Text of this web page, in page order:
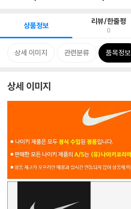
상품정보 리뷰/한줄평
0
상세 이미지 관련분류 품목정보
상세 이미지